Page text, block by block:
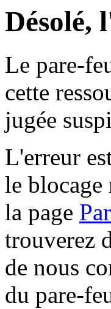
Désolé,
Le pare-
cette
jugée
L'erreur
le blocage
la page
trouverez
de nous
du pare-